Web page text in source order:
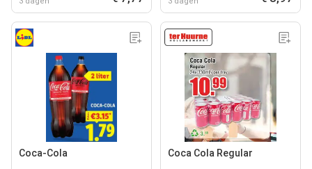
Coca-Cola Coca Cola Regular